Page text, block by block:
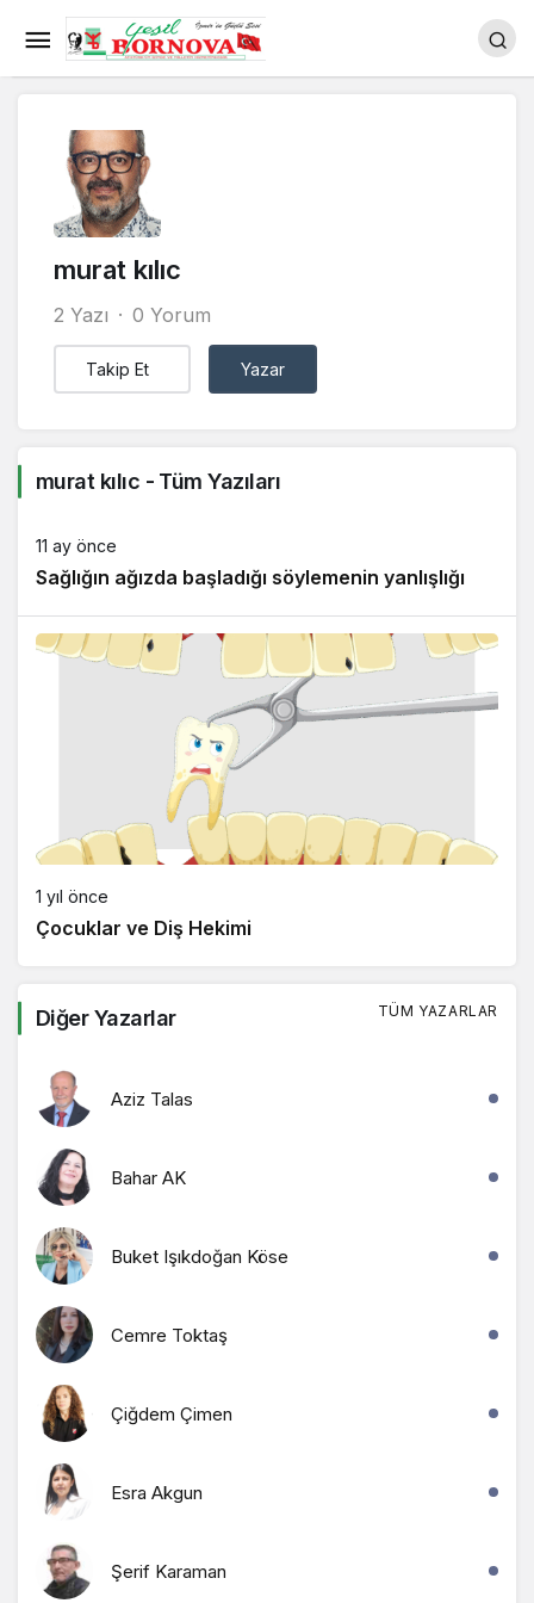
murat kılıc
2 Yazı 0 Yorum
Takip Et Yazar
murat kılıc - Tüm Yazıları
11 ay önce
Sağlığın ağızda başladığı söylemenin yanlışlığı
1 yıl önce
Çocuklar ve Diş Hekimi
Diğer Yazarlar TÜM YAZARLAR
Aziz Talas
Bahar AK
Buket Işıkdoğan Köse
Cemre Toktaş
Çiğdem Çimen
Esra Akgun
Şerif Karaman